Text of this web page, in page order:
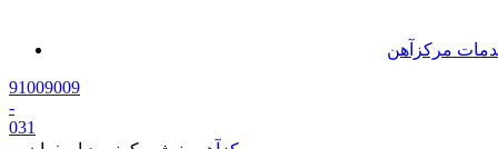
مرکزآهن
91009009
-
031